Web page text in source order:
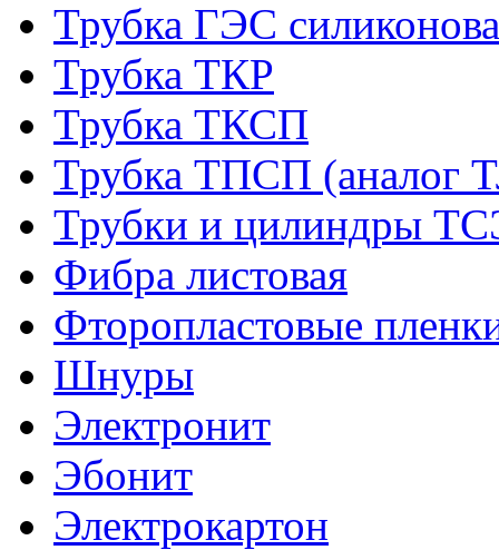
Трубка ГЭС
Трубка ТКР
Трубка ТКСП
Трубка ТПСП (аналог
Трубки и цилиндры
Фибра листовая
Фторопластовые
Шнуры
Электронит
Эбонит
Электрокартон